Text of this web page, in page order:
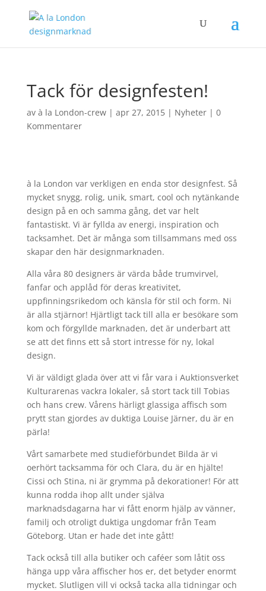
Tack för designfesten!
av à la London-crew| apr 27, 2015| Nyheter| 0
Kommentarer
à la London var verkligen en enda stor designfest. Så
mycket snygg, rolig, unik, smart, cool och nytänkande
design på en och samma gång, det var helt
fantastiskt. Vi är fyllda av energi, inspiration och
tacksamhet. Det är många som tillsammans med oss
skapar den här designmarknaden.
Alla våra 80 designers är värda både trumvirvel,
fanfar och applåd för deras kreativitet,
uppfinningsrikedom och känsla för stil och form. Ni
är alla stjärnor! Hjärtligt tack till alla er besökare som
kom och förgyllde marknaden, det är underbart att
se att det finns ett så stort intresse för ny, lokal
design.
Vi är väldigt glada över att vi får vara i Auktionsverket
Kulturarenas vackra lokaler, så stort tack till Tobias
och hans crew. Vårens härligt glassiga affisch som
prytt stan gjordes av duktiga Louise Järner, du är en
pärla!
Vårt samarbete med studieförbundet Bilda är vi
oerhört tacksamma för och Clara, du är en hjälte!
Cissi och Stina, ni är grymma på dekorationer! För att
kunna rodda ihop allt under själva
marknadsdagarna har vi fått enorm hjälp av vänner,
familj och otroligt duktiga ungdomar från Team
Göteborg. Utan er hade det inte gått!
Tack också till alla butiker och caféer som låtit oss
hänga upp våra affischer hos er, det betyder enormt
mycket. Slutligen vill vi också tacka alla tidningar och